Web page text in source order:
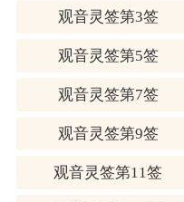
第三十一签
清闲无事静处坐
放下身心不用忙
必定不遭殃与祸
观音灵签第3签
观音灵签第5签
观音灵签第7签
观音灵签第9签
观音灵签第11签